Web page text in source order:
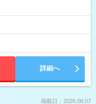
詳細へ
掲載日：2026.08.07